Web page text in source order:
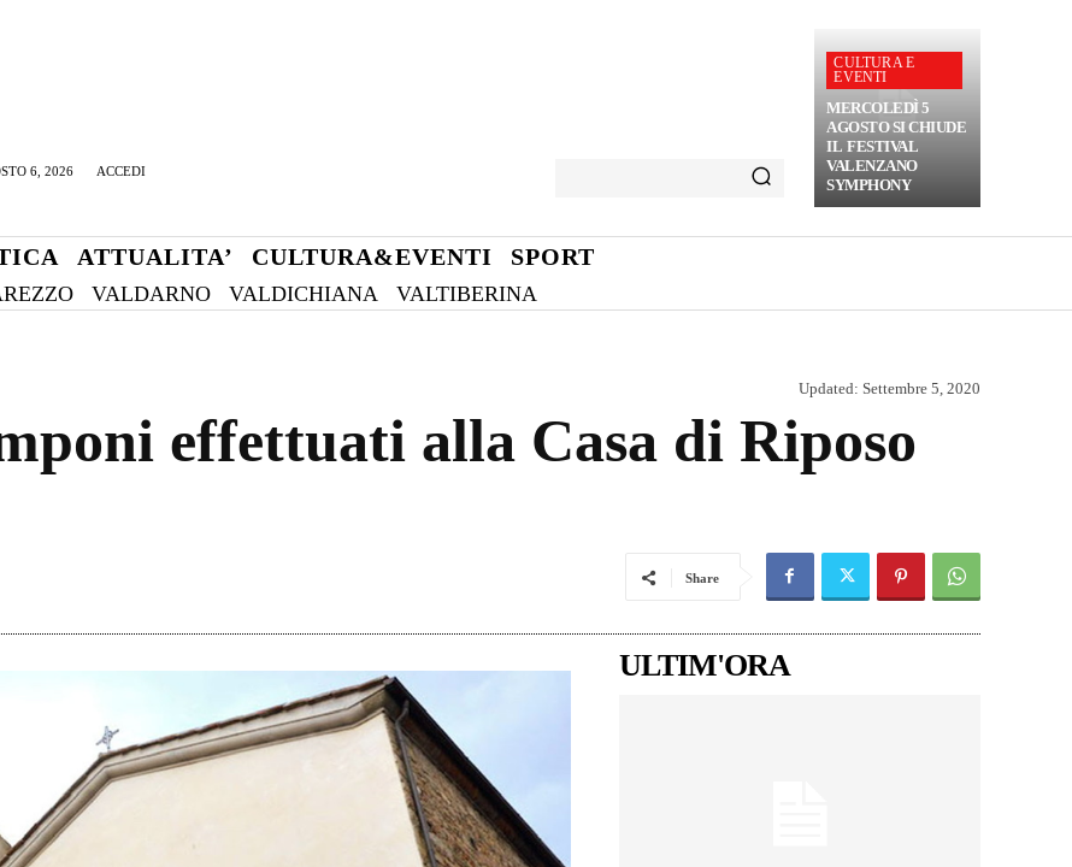
6, 2026 ACCEDI
CULTURA E
EVENTI
MERCOLEDÌ 5
AGOSTO SI CHIUDE
IL FESTIVAL
VALENZANO
SYMPHONY
ATTUALITA’ CULTURA&EVENTI SPORT
VALDARNO VALDICHIANA VALTIBERINA
Updated: Settembre 5, 2020
effettuati alla Casa di Riposo
Share
ULTIM'ORA